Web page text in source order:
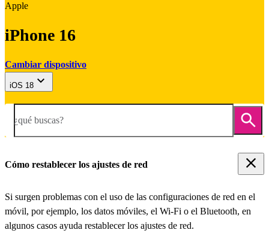
Apple
iPhone 16
Cambiar dispositivo
iOS 18
¿qué buscas?
Cómo restablecer los ajustes de red
Si surgen problemas con el uso de las configuraciones de red en el
móvil, por ejemplo, los datos móviles, el Wi-Fi o el Bluetooth, en
algunos casos ayuda restablecer los ajustes de red.